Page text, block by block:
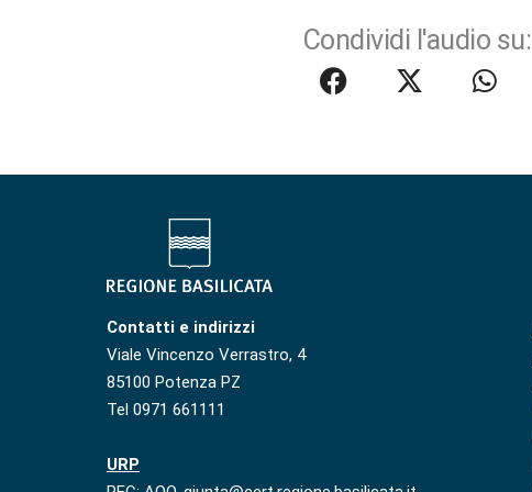
Condividi l'audio su:
Contatti e indirizzi
Viale Vincenzo Verrastro, 4
85100 Potenza PZ
Tel 0971 661111
URP